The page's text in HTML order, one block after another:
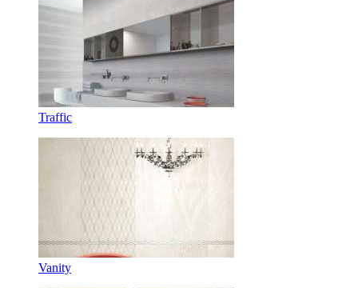
Traffic
Vanity